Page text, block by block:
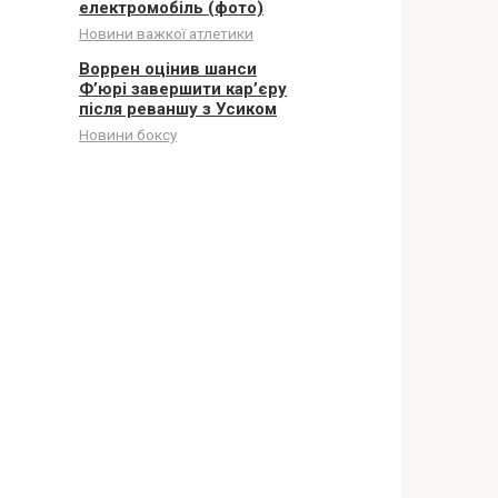
електромобіль (фото)
Новини важкої атлетики
Воррен оцінив шанси
Ф’юрі завершити кар’єру
після реваншу з Усиком
Новини боксу